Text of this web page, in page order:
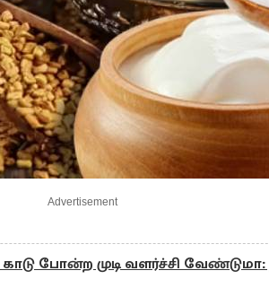
Advertisement
போன்ற முடி வளர்ச்சி வேண்டுமா: